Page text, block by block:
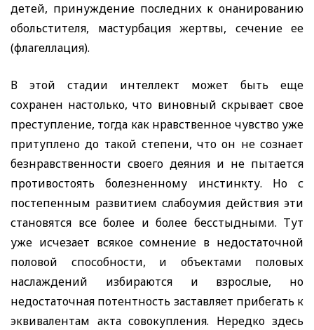
детей, принуждение последних к онанированию
обольстителя, мастурбация жертвы, сечение ее
(флагеллация).
В этой стадии интеллект может быть еще
сохранен настолько, что виновный скрывает свое
преступление, тогда как нравственное чувство уже
притуплено до такой степени, что он не сознает
безнравственности своего деяния и не пытается
противостоять болезненному инстинкту. Но с
постепенным развитием слабоумия действия эти
становятся все более и более бесстыдными. Тут
уже исчезает всякое сомнение в недостаточной
половой способности, и объектами половых
наслаждений избираются и взрослые, но
недостаточная потентность заставляет прибегать к
эквивалентам акта совокупления. Нередко здесь